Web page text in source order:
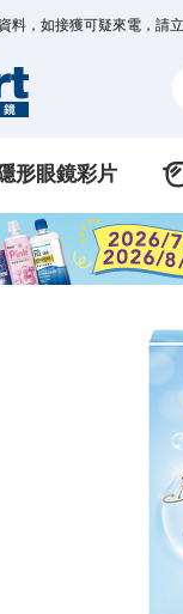
料，如接獲可疑來電，請
形眼鏡彩片